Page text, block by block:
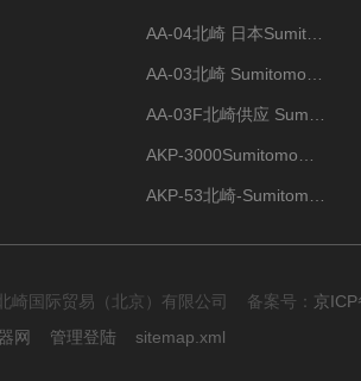
崎国际贸易（北京）有限公司 备案号： 京
网 管理登陆 sitemap.xml